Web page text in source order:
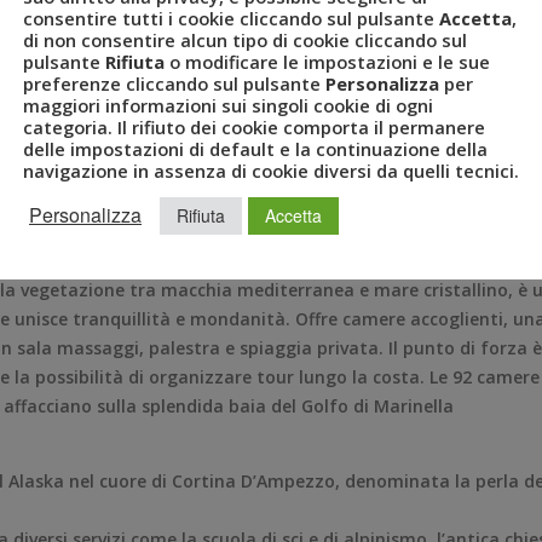
cuore della Costiera Amalfitana. Le 77 suite sono un omaggio
della Costiera
rendere piacevole e accogliente il soggiorno in camera. Il
dispone di
vegetazione tra macchia mediterranea e mare cristallino, è
unisce tranquillità e mondanità. Offre camere accoglienti,
sala massaggi, palestra e spiaggia privata. Il punto di forza
la possibilità di organizzare tour lungo la costa. Le 92 camere
sulla splendida baia del Golfo di Marinella
Alaska nel cuore di Cortina D’Ampezzo, denominata la perla
consentire tutti i cookie cliccando sul pulsante Accetta,
di non consentire alcun tipo di cookie cliccando sul
pulsante Rifiuta o modificare le impostazioni e le sue
preferenze cliccando sul pulsante Personalizza per
maggiori informazioni sui singoli cookie di ogni
categoria. Il rifiuto dei cookie comporta il permanere
delle impostazioni di default e la continuazione della
navigazione in assenza di cookie diversi da quelli tecnici.
Personalizza Rifiuta Accetta